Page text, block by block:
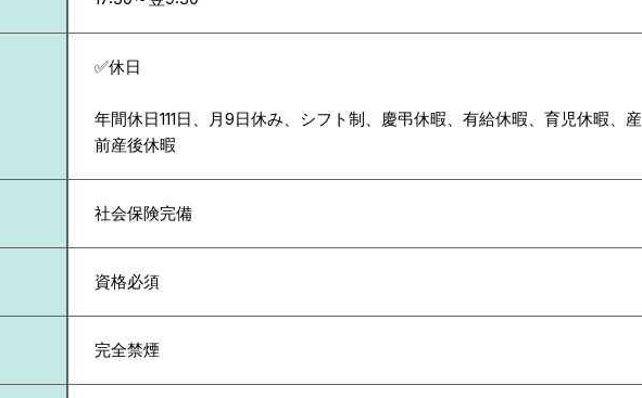
✅休日
年間休日111日、月9日休み、シフト制、慶弔休暇、有給休暇、育児休暇、産
前産後休暇
社会保険完備
資格必須
完全禁煙